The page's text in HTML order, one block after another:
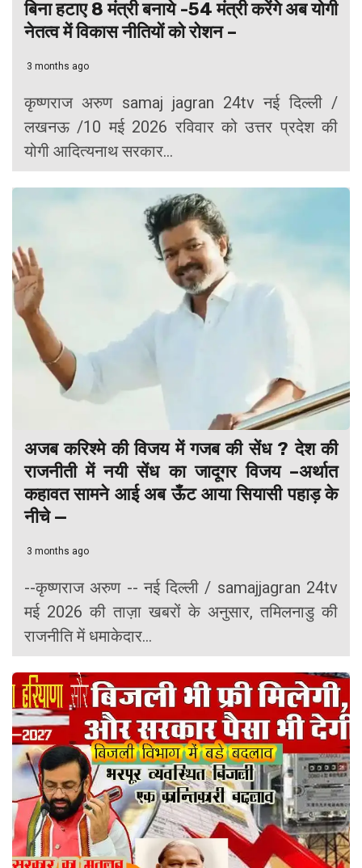
बिना हटाए 8 मंत्री बनाये -54 मंत्री करेंगे अब योगी
नेतत्व में विकास नीतियों को रोशन –
3 months ago
कृष्णराज अरुण samaj jagran 24tv नई दिल्ली /
लखनऊ /10 मई 2026 रविवार को उत्तर प्रदेश की
योगी आदित्यनाथ सरकार...
अजब करिश्मे की विजय में गजब की सेंध ? देश की
राजनीती में नयी सेंध का जादूगर विजय –अर्थात
कहावत सामने आई अब ऊँट आया सियासी पहाड़ के
नीचे —
3 months ago
--कृष्णराज अरुण -- नई दिल्ली / samajjagran 24tv
मई 2026 की ताज़ा खबरों के अनुसार, तमिलनाडु की
राजनीति में धमाकेदार...